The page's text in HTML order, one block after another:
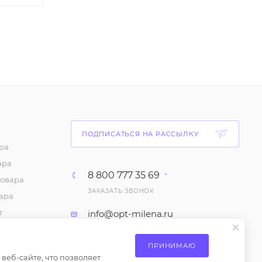
ПОДПИСАТЬСЯ НА РАССЫЛКУ
8 800 777 35 69
ЗАКАЗАТЬ ЗВОНОК
info@opt-milena.ru
М.О, Ленинский городской
округ, Апаринки, вл1
сайте, что позволяет
ПРИНИМАЮ